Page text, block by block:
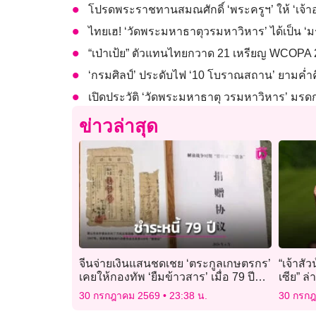
โปรดพระราชทานสมณศักดิ์ ‘พระครูฯ’ ให้ ‘
ไทยเฮ! ‘วัดพระมหาธาตุวรมหาวิหาร’ ได้เป็น
“เป่าเป้ย” ตัวแทนไทยกวาด 21 เหรียญ
‘กรมศิลป์’ ประดับไฟ ‘10 โบราณสถาน’ ยามค่
เปิดประวัติ ‘วัดพระมหาธาตุ วรมหาวิหาร’ ม
ข่าวล่าสุด
จีนจ่ายเงินแสนชดเชย ‘ตระกูลเกษตรกร’
เคยให้กองทัพ ‘ยืมข้าวสาร’ เมื่อ 79 ปี
ก่อน
30 กรกฎาคม 2569 23:38 น.
“เจ้าสั
เซีย” ล่
30 กรก